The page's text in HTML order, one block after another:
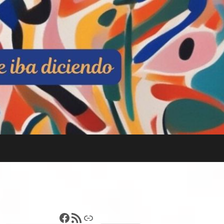
Francisco Pérez
Feed RSSEnlace